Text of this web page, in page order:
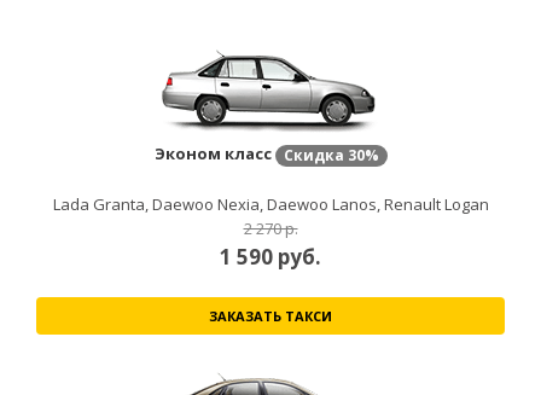
Эконом класс Скидка 30%
Lada Granta, Daewoo Nexia, Daewoo Lanos, Renault Logan
2 270 р.
1 590 руб.
ЗАКАЗАТЬ ТАКСИ